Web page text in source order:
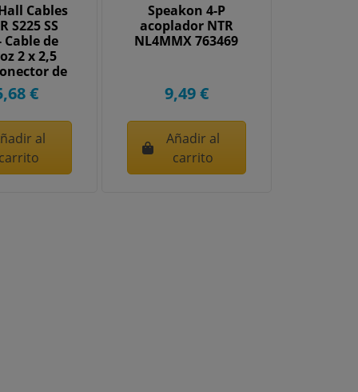
Cables
S225 SS
Cable de
2 x 2,5
de
€
al
carrito
Speakon 4-P
acoplador NTR
NL4MMX 763469
9,49 €
Añadir al
carrito